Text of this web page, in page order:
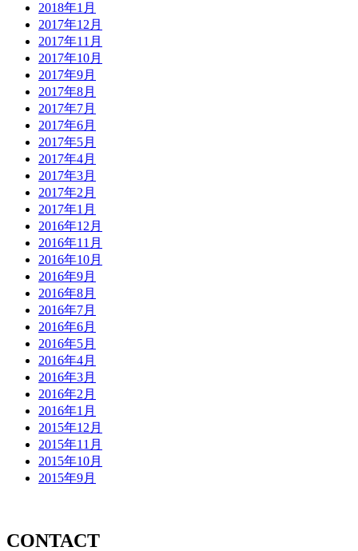
2018年1月
2017年12月
2017年11月
2017年10月
2017年9月
2017年8月
2017年7月
2017年6月
2017年5月
2017年4月
2017年3月
2017年2月
2017年1月
2016年12月
2016年11月
2016年10月
2016年9月
2016年8月
2016年7月
2016年6月
2016年5月
2016年4月
2016年3月
2016年2月
2016年1月
2015年12月
2015年11月
2015年10月
2015年9月
CONTACT